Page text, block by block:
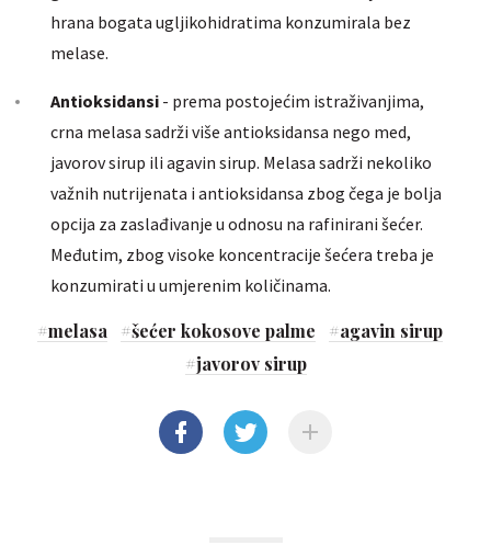
hrana bogata ugljikohidratima konzumirala bez
melase.
Antioksidansi - prema postojećim istraživanjima,
crna melasa sadrži više antioksidansa nego med,
javorov sirup ili agavin sirup. Melasa sadrži nekoliko
važnih nutrijenata i antioksidansa zbog čega je bolja
opcija za zaslađivanje u odnosu na rafinirani šećer.
Međutim, zbog visoke koncentracije šećera treba je
konzumirati u umjerenim količinama.
#melasa #šećer kokosove palme #agavin sirup
#javorov sirup